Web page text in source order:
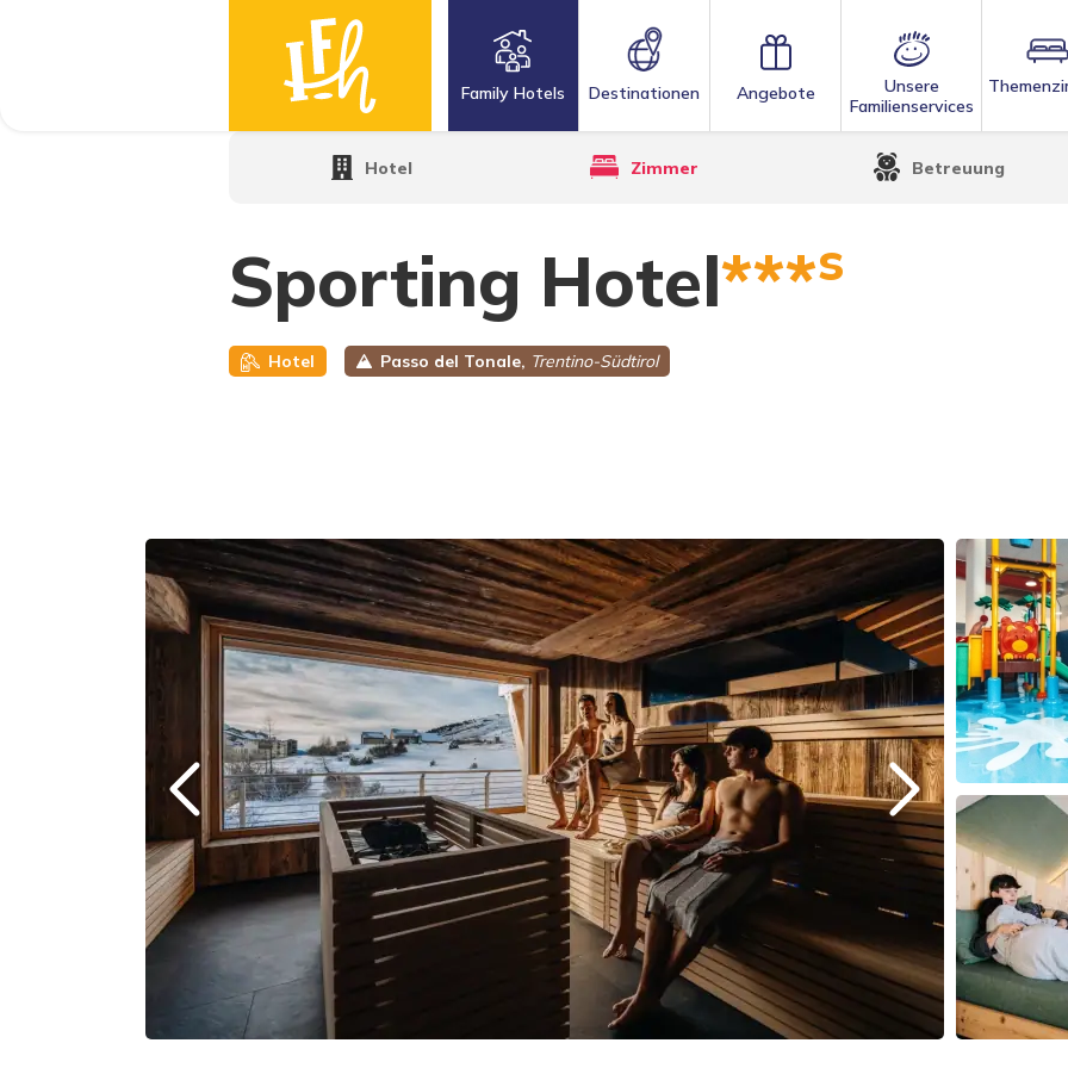
Family Hotels Destinationen Angebote
Unsere
Familienservices
Family Hotels·Sporting Hotel
Sporting Hotel***s
Hotel Passo del Tonale, Trentino-Südtirol
Hotel Zimmer Betreuung